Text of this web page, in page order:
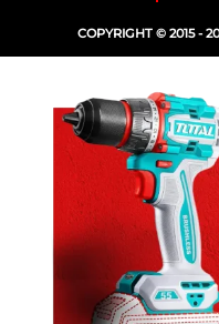
COPYRIGHT © 2015 -